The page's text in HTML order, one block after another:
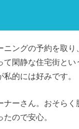
ングの予約を取り、
閑静な住宅街と
的には好みです。
ーさん。おそらく
ので安心。